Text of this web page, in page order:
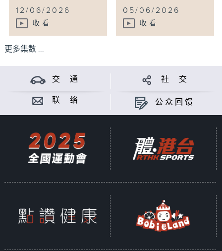
12/06/2026
收看
05/06/2026
收看
更多集数 ...
交 通 社 交
联 络 公众回馈